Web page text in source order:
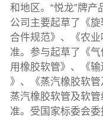
和地区。“悦龙”牌产
公司主要起草了《
合件规范》、《农
准。参与起草了《
用橡胶软管》、《
》、《蒸汽橡胶软
蒸汽橡胶软管及软
准。受国家标委会